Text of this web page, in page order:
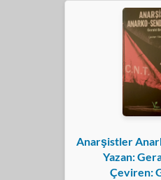
Anarşistler
Yazan:
Çeviren: